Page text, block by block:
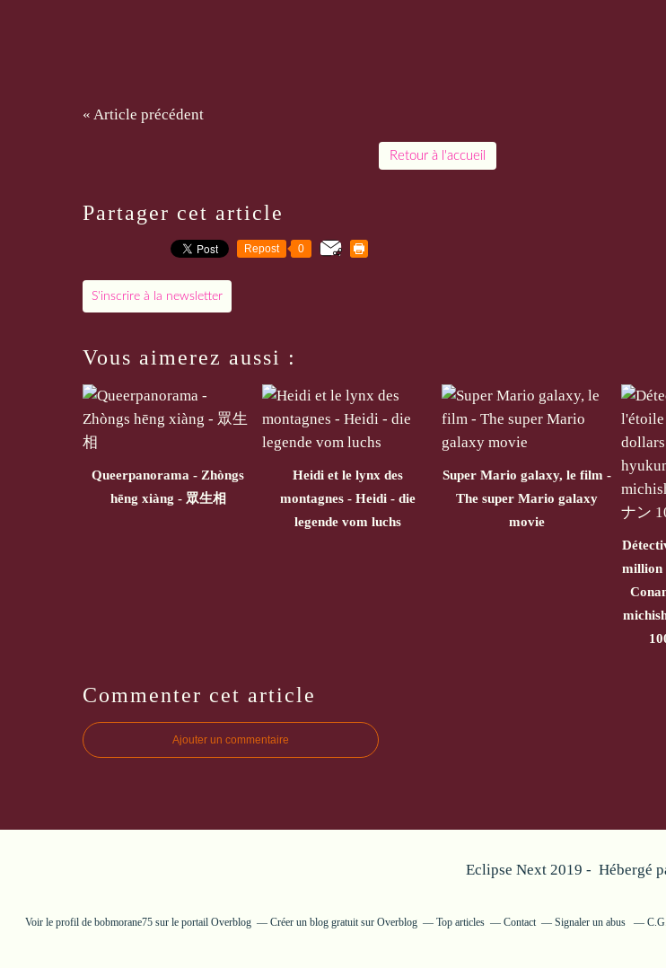
« Article précédent
Retour à l'accueil
Partager cet article
Repost 0
S'inscrire à la newsletter
Vous aimerez aussi :
Queerpanorama - Zhòngs
hēng xiàng - 眾生相
Heidi et le lynx des
montagnes - Heidi - die
legende vom luchs
Super Mario galaxy, le film -
The super Mario galaxy
movie
million
Commenter cet article
Ajouter un commentaire
Eclipse Next 2019 - Hébergé
Voir le profil de bobmorane75 sur le portail Overblog Créer un blog gratuit sur Overblog Top articles Contact Signaler un abus